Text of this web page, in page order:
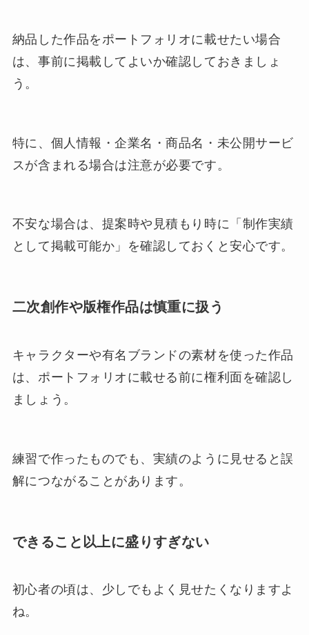
納品した作品をポートフォリオに載せたい場合
は、事前に掲載してよいか確認しておきましょ
う。
特に、個人情報・企業名・商品名・未公開サービ
スが含まれる場合は注意が必要です。
不安な場合は、提案時や見積もり時に「制作実績
として掲載可能か」を確認しておくと安心です。
二次創作や版権作品は慎重に扱う
キャラクターや有名ブランドの素材を使った作品
は、ポートフォリオに載せる前に権利面を確認し
ましょう。
練習で作ったものでも、実績のように見せると誤
解につながることがあります。
できること以上に盛りすぎない
初心者の頃は、少しでもよく見せたくなりますよ
ね。